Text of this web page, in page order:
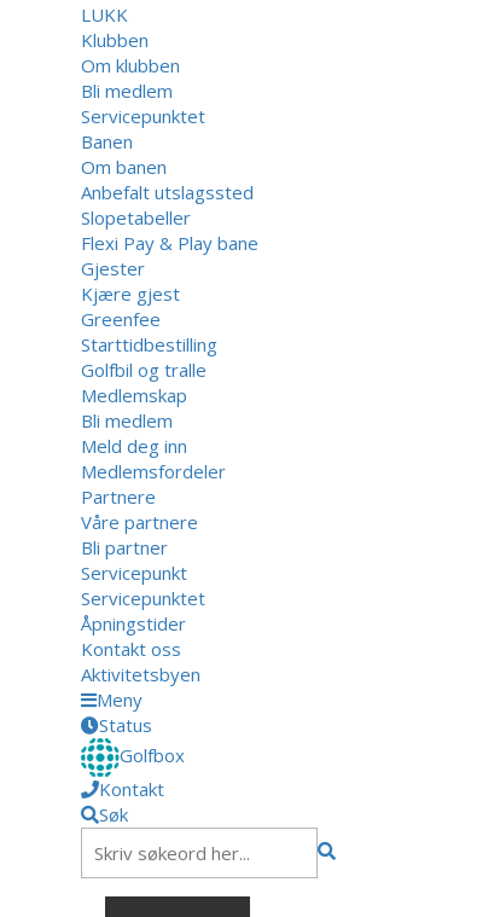
LUKK
Klubben
Om klubben
Bli medlem
Servicepunktet
Banen
Om banen
Anbefalt utslagssted
Slopetabeller
Flexi Pay & Play bane
Gjester
Kjære gjest
Greenfee
Starttidbestilling
Golfbil og tralle
Medlemskap
Bli medlem
Meld deg inn
Medlemsfordeler
Partnere
Våre partnere
Bli partner
Servicepunkt
Servicepunktet
Åpningstider
Kontakt oss
Aktivitetsbyen
Meny
Status
Golfbox
Kontakt
Søk